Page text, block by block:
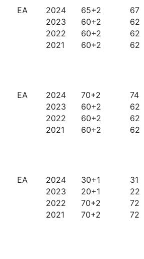
EA
2024
2023
2022
2021
65+2
60+2
60+2
60+2
67
62
62
62
EA
2024
2023
2022
2021
70+2
60+2
60+2
60+2
74
62
62
62
EA
2024
2023
2022
2021
30+1
20+1
70+2
70+2
31
22
72
72